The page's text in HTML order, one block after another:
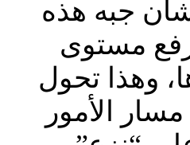
جبه هذه
مستوى
وهذا تحول
الأمور